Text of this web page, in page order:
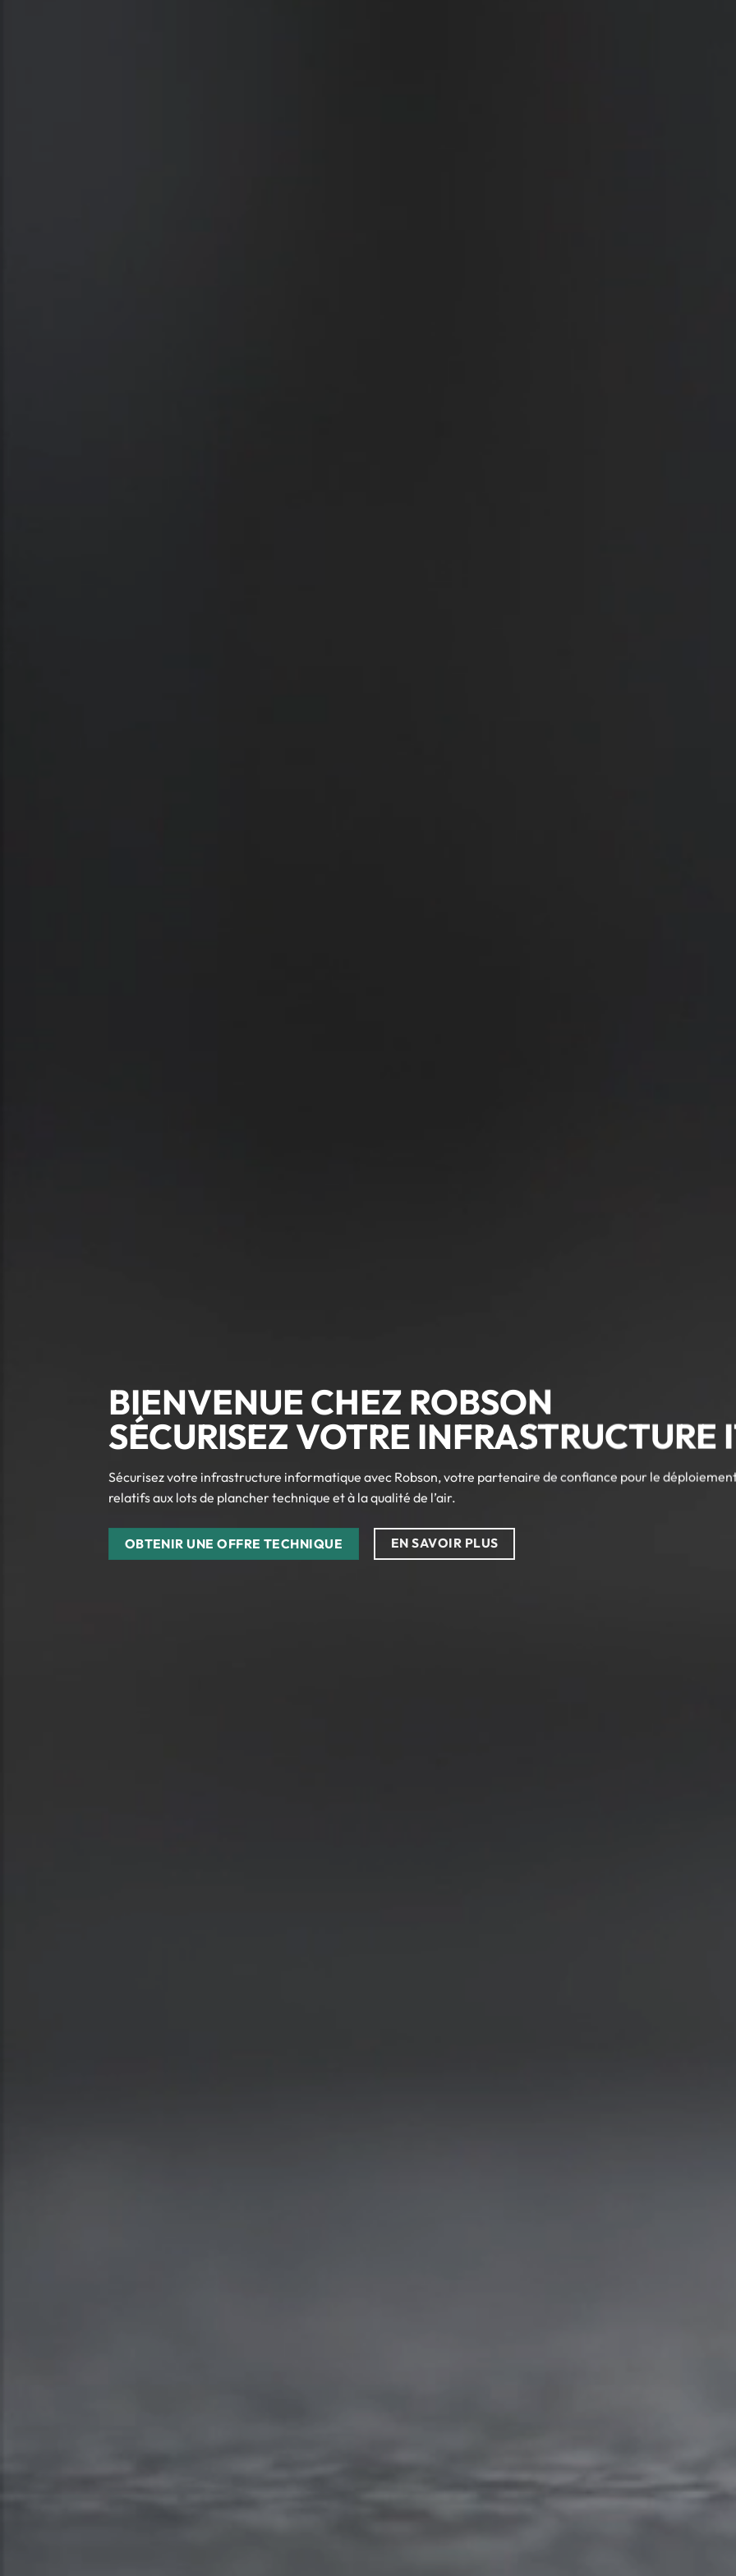
BIENVENUE CHEZ ROBSON
SÉCURISEZ VOTRE INFRASTRUCTURE
Sécurisez votre infrastructure informatique avec Robson, votre partenaire de confiance pour le
relatifs aux lots de plancher technique et à la qualité de l’air.
OBTENIR UNE OFFRE TECHNIQUE EN SAVOIR PLUS